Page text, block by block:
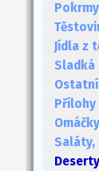
Jídla z
Sladká
Přílohy
Omáčky
Saláty,